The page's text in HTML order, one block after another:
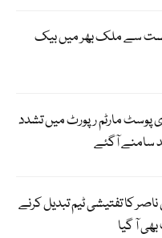
اسلامی کا 16 اگست سے ملک بھر میں بیک
مارٹم رپورٹ میں تشدد
سامنے آگئے
کا تفتیشی ٹیم تبدیل کرنے
آ گیا